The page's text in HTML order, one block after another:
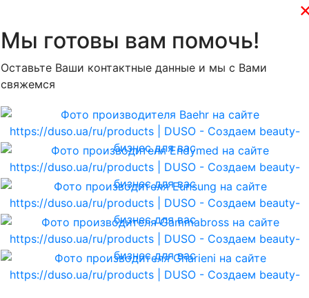
Мы готовы вам помочь!
Оставьте Ваши контактные данные и мы с Вами
свяжемся